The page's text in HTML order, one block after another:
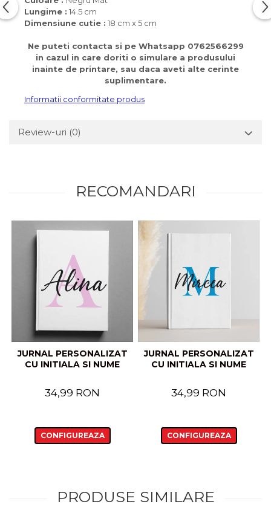
Lungime : 14.5 cm
Dimensiune cutie : 18 cm x 5 cm
Ne puteti contacta si pe Whatsapp 0762566299
in cazul in care doriti o simulare a produsului
inainte de printare, sau daca aveti alte cerinte
suplimentare.
Informatii conformitate produs
Review-uri (0)
RECOMANDARI
JURNAL PERSONALIZAT
CU INITIALA SI NUME
34,99 RON
CONFIGUREAZA
JURNAL PERSONALIZAT
CU INITIALA SI NUME
34,99 RON
CONFIGUREAZA
PRODUSE SIMILARE